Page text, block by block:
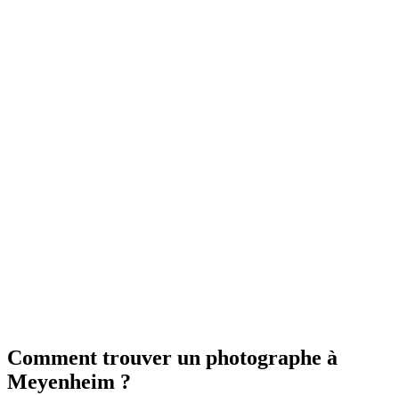
Comment trouver un photographe à
Meyenheim ?